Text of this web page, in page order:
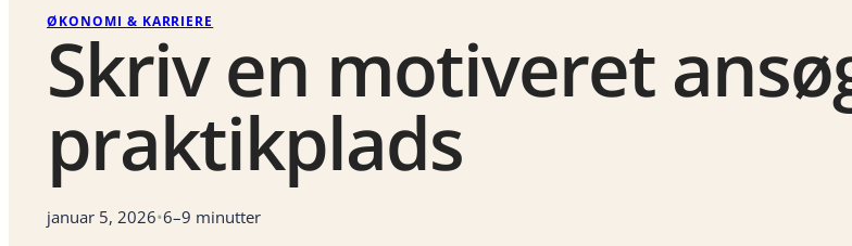
ØKONOMI & KARRIERE
Skriv en motiveret
praktikplads
januar 5, 2026•6–9 minutter